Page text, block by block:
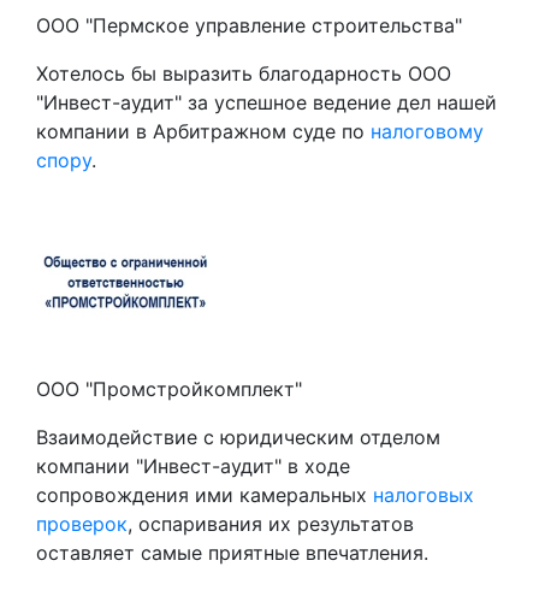
ООО "Пермское управление строительства"
Хотелось бы выразить благодарность ООО
"Инвест-аудит" за успешное ведение дел нашей
компании в Арбитражном суде по налоговому
спору.
ООО "Промстройкомплект"
Взаимодействие с юридическим отделом
компании "Инвест-аудит" в ходе
сопровождения ими камеральных налоговых
проверок, оспаривания их результатов
оставляет самые приятные впечатления.